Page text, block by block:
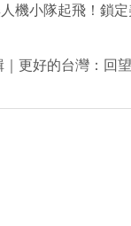
機小隊起飛！鎖
更好的台灣：回